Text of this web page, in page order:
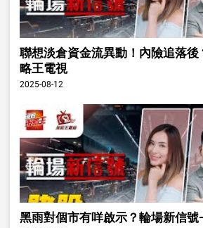
聯想淡倉資金流異動！內險追落
略王電視
2025-08-12
黑雨對個市有咩啟示？輪場新信